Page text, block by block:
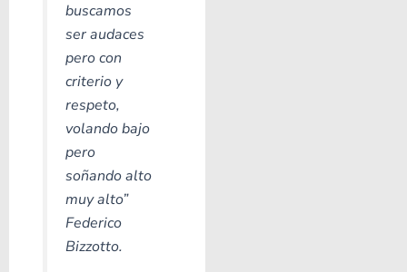
buscamos
ser audaces
pero con
criterio y
respeto,
volando bajo
pero
soñando alto
muy alto”
Federico
Bizzotto.